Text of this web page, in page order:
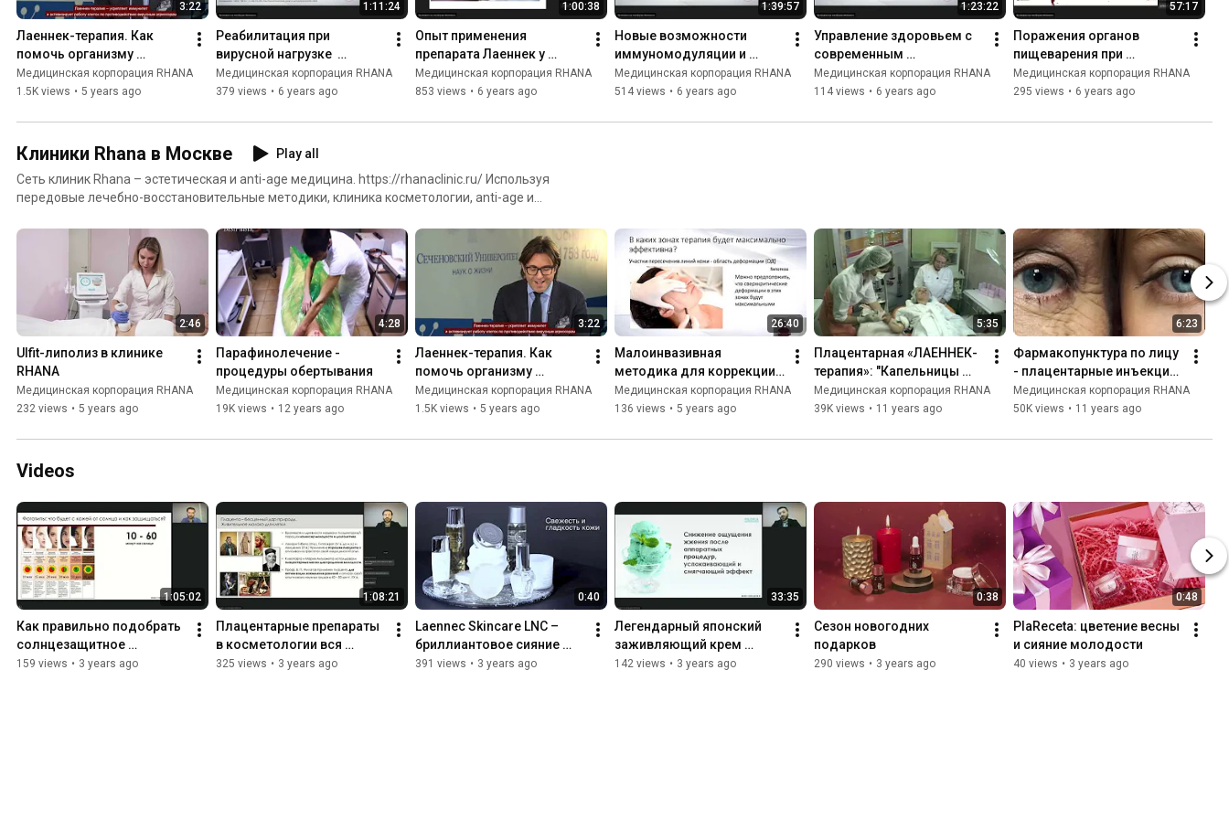
медицины https://rhanaclinic.ru/
3:22
Лаеннек-терапия. Как
помочь организму
восстановиться после
перенесенной вирусной
Медицинская корпорация RHANA
1.5K views • 5 years ago
1:11:24
Реабилитация при
вирусной нагрузке
осложнений после
перенесенной болезни
Медицинская корпорация RHANA
379 views • 6 years ago
1:00:38
Опыт применения
препарата Лаеннек у
пациентов с высоким
риском цитокинового
Медицинская корпорация RHANA
853 views • 6 years ago
1:39:57
Новые возможности
иммуномодуляции и
гепатопротекции при
COVID 19
Медицинская корпорация RHANA
514 views • 6 years ago
1:23:22
Управление здоровьем с
современным
биоплацентарным
гепатопротектором и
Медицинская корпорация RHANA
114 views • 6 years ago
57:17
Поражения органов
пищеварения при
инфицировании SARS-
CoV-2
Медицинская корпорация RHANA
295 views • 6 years ago
Клиники Rhana в Москве
Play all
Сеть клиник Rhana – эстетическая и anti-age медицина. https://rhanaclinic.ru/ Используя
передовые лечебно-восстановительные методики, клиника косметологии, anti-age и
остеопатии, иммунологии, трихологии, гинекологии и гастроэнтерологии. Помимо этого,
центр эстетической медицины RHANA занимается профессиональной диагностикой, anti-
age медициной, а также подбором питания для каждого пациента (с применением методов
генетического определения разнообразия генов ДНК и определения скрытой пищевой
аллергии).
2:46
Ulfit-липолиз в клинике
RHANA
Медицинская корпорация RHANA
232 views • 5 years ago
4:28
Парафинолечение -
процедуры обертывания
Медицинская корпорация RHANA
19K views • 12 years ago
3:22
Лаеннек-терапия. Как
помочь организму
восстановиться после
перенесенной вирусной
Медицинская корпорация RHANA
1.5K views • 5 years ago
26:40
Малоинвазивная
методика для коррекции
инволюционных
изменений кожи
Медицинская корпорация RHANA
136 views • 5 years ago
5:35
Плацентарная «ЛАЕННЕК-
терапия»: "Капельницы
молодости"
Медицинская корпорация RHANA
39K views • 11 years ago
6:23
Фармакопунктура по лицу
- плацентарные инъекции
Лаеннек
Медицинская корпорация RHANA
50K views • 11 years ago
Videos
1:05:02
Как правильно подобрать
солнцезащитное
средство текстуры
159 views • 3 years ago
1:08:21
Плацентарные препараты
в косметологии вся
правда мифы и
325 views • 3 years ago
0:40
Laennec Skincare LNC –
бриллиантовое сияние
молодости кожи,
391 views • 3 years ago
33:35
Легендарный японский
заживляющий крем
PiloPla: за что его любят
142 views • 3 years ago
0:38
Сезон новогодних
подарков
290 views • 3 years ago
0:48
PlaReceta: цветение весны
и сияние молодости
40 views • 3 years ago